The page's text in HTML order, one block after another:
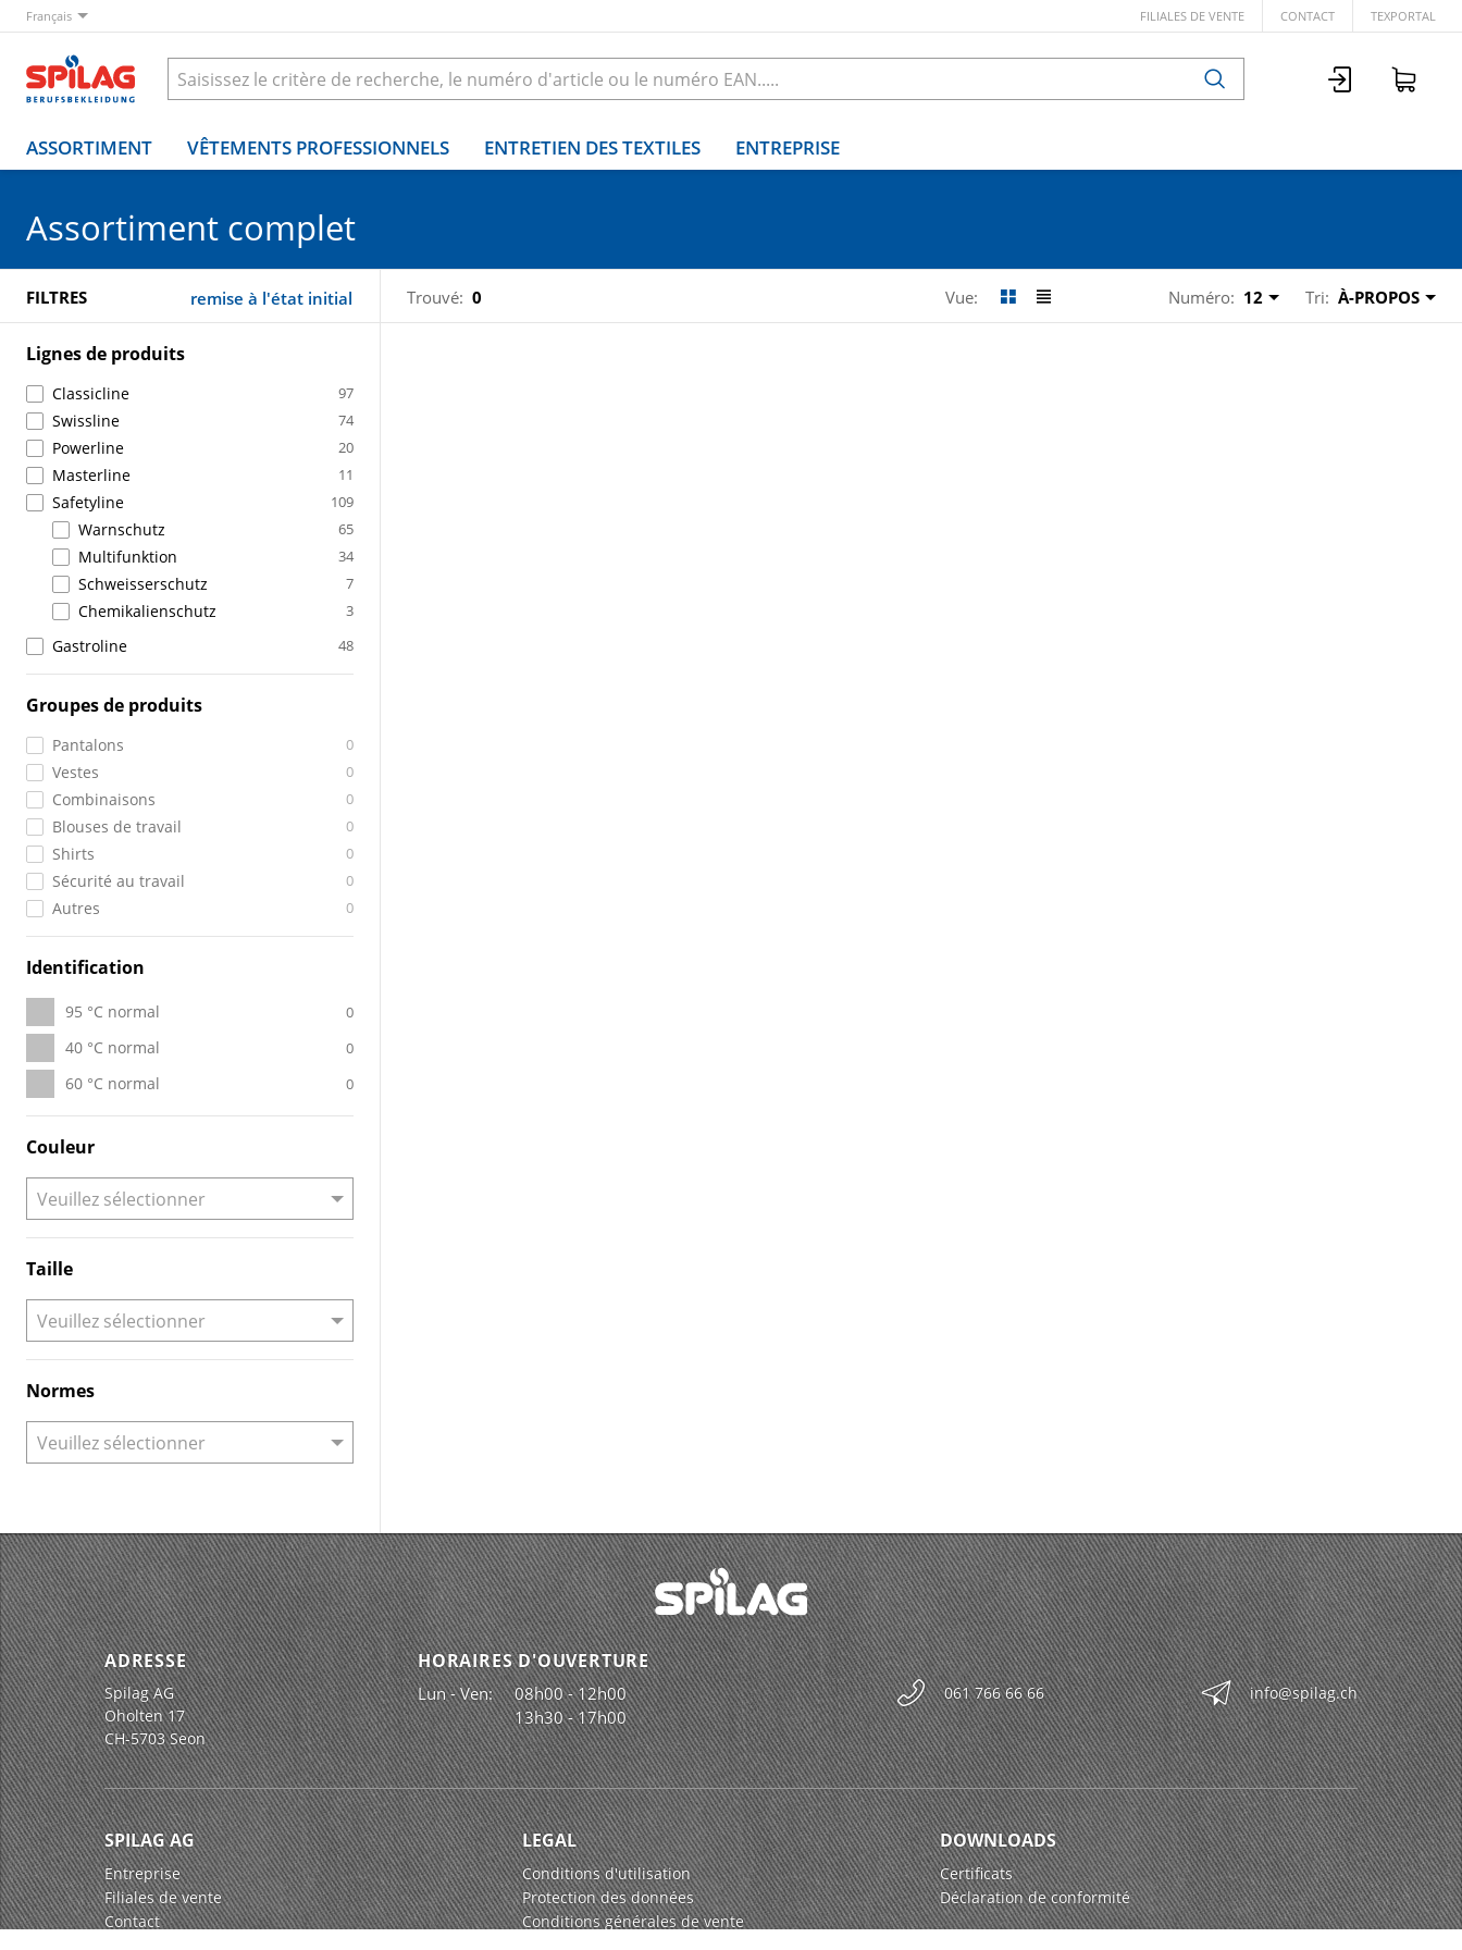
Français FILIALES DE VENTE CONTACT TEXPORTAL
ASSORTIMENT VÊTEMENTS PROFESSIONNELS ENTRETIEN DES TEXTILES ENTREPRISE
Assortiment complet
FILTRES remise à l'état initial Trouvé: 0 Vue: Numéro: 12 Tri: À-PROPOS
Lignes de produits
Classicline 97
Swissline 74
Powerline 20
Masterline 11
Safetyline 109
Warnschutz 65
Multifunktion 34
Schweisserschutz 7
Chemikalienschutz 3
Gastroline 48
Groupes de produits
Pantalons 0
Vestes 0
Combinaisons 0
Blouses de travail 0
Shirts 0
Sécurité au travail 0
Autres 0
Identification
95 °C normal 0
40 °C normal 0
60 °C normal 0
Couleur
Taille
Normes
ADRESSE
Spilag AG
Oholten 17
CH-5703 Seon
HORAIRES D'OUVERTURE
Lun - Ven:
08h00 - 12h00
13h30 - 17h00
061 766 66 66 info@spilag.ch
SPILAG AG
Entreprise
Filiales de vente
Contact
LEGAL
Conditions d'utilisation
Protection des données
Conditions générales de vente
DOWNLOADS
Certificats
Déclaration de conformité